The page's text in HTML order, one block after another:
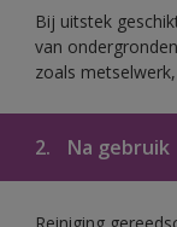
Bij uitstek
van
zoals
2. Na gebruik